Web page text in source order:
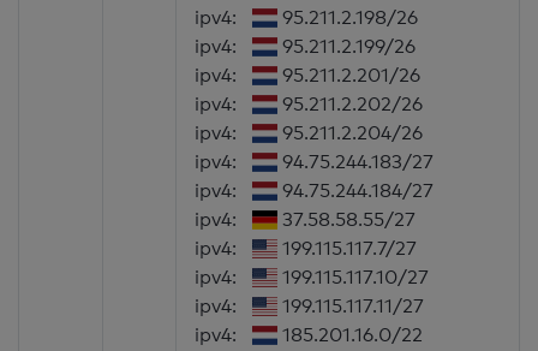
ipv4:
95.211.2.198/26
ipv4:
95.211.2.199/26
ipv4:
95.211.2.201/26
ipv4:
95.211.2.202/26
ipv4:
95.211.2.204/26
ipv4:
94.75.244.183/27
ipv4:
94.75.244.184/27
ipv4:
37.58.58.55/27
ipv4:
199.115.117.7/27
ipv4:
199.115.117.10/27
ipv4:
199.115.117.11/27
ipv4:
185.201.16.0/22